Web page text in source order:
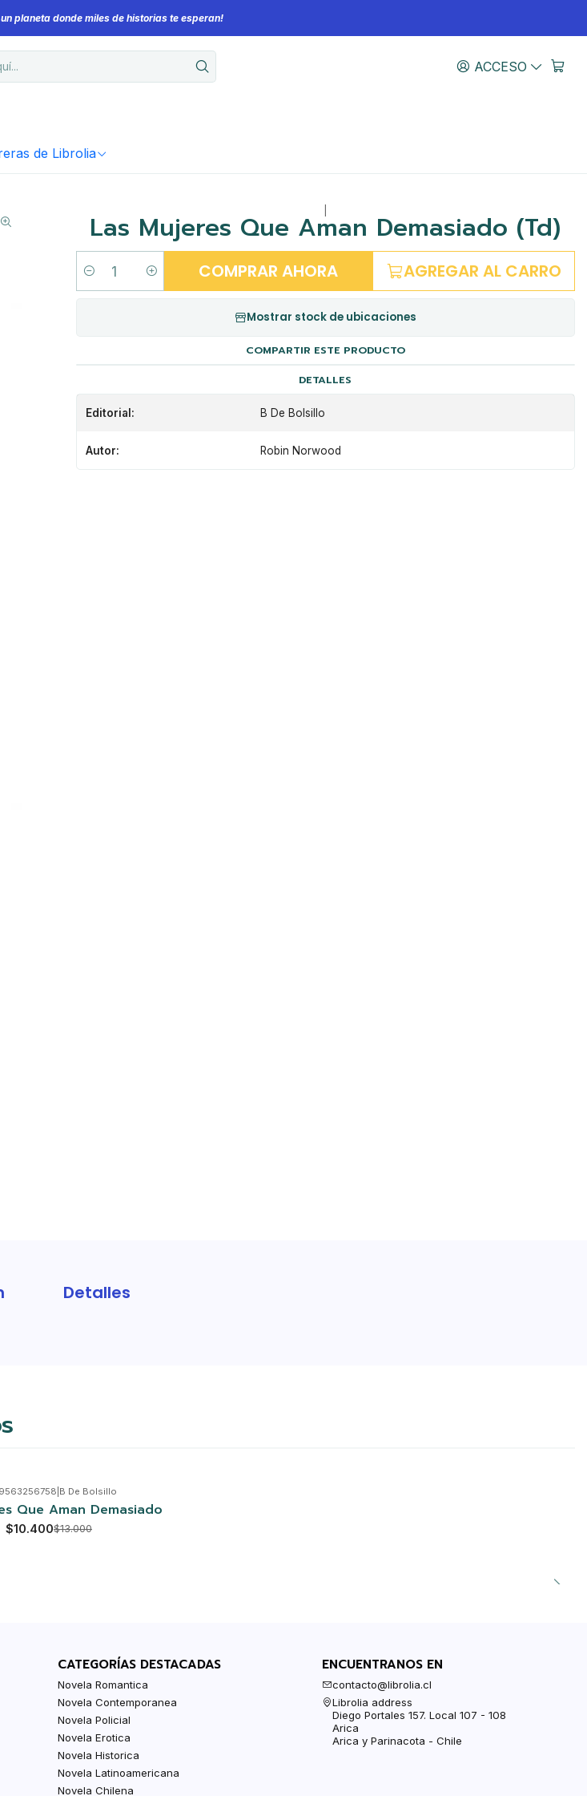
ACCESO
de Librolia
planeta donde miles de historias te esperan!
Las Mujeres Que Aman Demasiado (Td)
Cantidad AGREGAR AL CARRO
COMPRAR AHORA
Mostrar stock de ubicaciones
COMPARTIR ESTE PRODUCTO
DETALLES
Editorial: B De Bolsillo
Autor: Robin Norwood
Detalles
B De Bolsillo
Que Aman Demasiado
$10.400$13.000
CATEGORÍAS DESTACADAS
Novela Romantica
Novela Contemporanea
Novela Policial
Novela Erotica
Novela Historica
Novela Latinoamericana
Novela Chilena
ENCUENTRANOS EN
contacto@librolia.cl
Librolia address
Diego Portales 157. Local 107 - 108
Arica
Arica y Parinacota - Chile